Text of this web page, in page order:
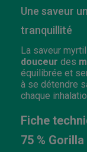
Une saveur
tranquillité
La saveur
douceur des
équilibrée et
à se détendre
chaque
Fiche
75 %